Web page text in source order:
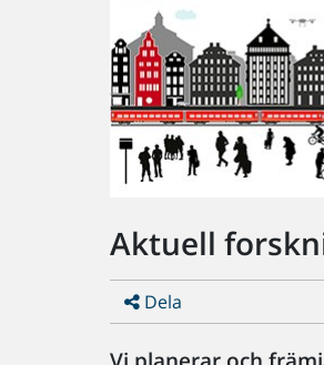
Aktuell
Dela